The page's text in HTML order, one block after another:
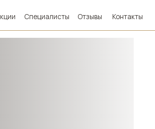
Специалисты Отзывы Контакты